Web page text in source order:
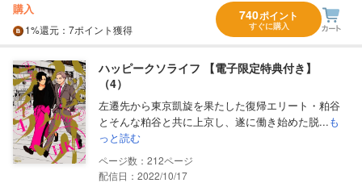
購入
1%還元 ：7ポイント獲得
740ポイント
すぐに購入
ハッピークソライフ 【電子限定特典付き】
（4）
左遷先から東京凱旋を果たした復帰エリート・粕谷
とそんな粕谷と共に上京し、遂に働き始めた脱...も
っと読む
212
配信日：2022/10/17